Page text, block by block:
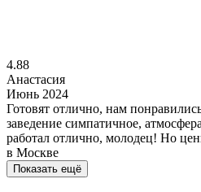
4.88
Анастасия
Июнь 2024
Готовят отлично, нам
заведение симпатичное,
работал отлично, молодец! Но
в Москве
Показать ещё